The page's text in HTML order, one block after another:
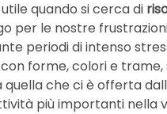
quando si cerca di
per le nostre
periodi di intenso
forme, colori e trame,
che ci è offerta
più importanti nella